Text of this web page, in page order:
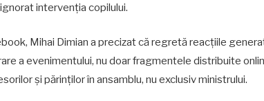
intervenția copilului.
Mihai Dimian a precizat că regretă reacțiile
a evenimentului, nu doar fragmentele distribuite
și părinților în ansamblu, nu exclusiv ministrului.